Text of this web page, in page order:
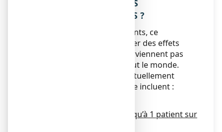
4. QUELS SONT LES EFFETS
INDESIRABLES EVENTUELS ?
Comme tous les médicaments, ce
médicament peut provoquer des effets
indésirables, mais ils ne surviennent pas
systématiquement chez tout le monde.
Les effets indésirables habituellement
modérés et de courte durée incluent :
Fréquent (peut affecter jusqu’à 1 patient sur